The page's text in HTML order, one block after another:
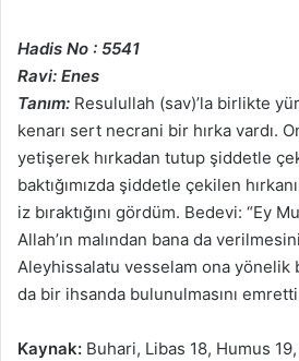
Hadis No : 5541
Ravi: Enes
Tanım: Resulullah (sav)’la birlikte
kenarı sert necrani bir hırka vardı.
yetişerek hırkadan tutup şiddetle
baktığımızda şiddetle çekilen
iz bıraktığını gördüm. Bedevi: “Ey
Allah’ın malından bana da
Aleyhissalatu vesselam ona yönelik
da bir ihsanda bulunulmasını
Kaynak: Buhari, Libas 18, Humus